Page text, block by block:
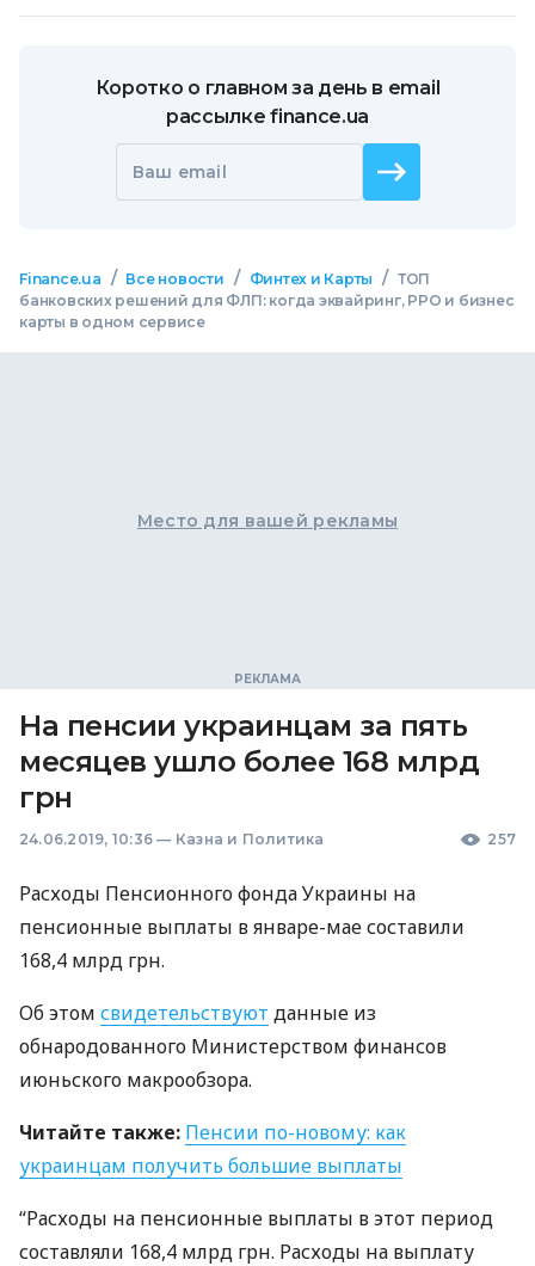
Коротко о главном за день в email
рассылке finance.ua
Ваш email
Finance.ua / Все новости / Финтех и Карты / ТОП
банковских решений для ФЛП: когда эквайринг, РРО и бизнес
карты в одном сервисе
Место для вашей рекламы
На пенсии украинцам за пять
месяцев ушло более 168 млрд
грн
24.06.2019, 10:36 — Казна и Политика 257
Расходы Пенсионного фонда Украины на
пенсионные выплаты в январе-мае составили
168,4 млрд грн.
Об этом свидетельствуют данные из
обнародованного Министерством финансов
июньского макрообзора.
Читайте также: Пенсии по-новому: как
украинцам получить большие выплаты
“Расходы на пенсионные выплаты в этот период
составляли 168,4 млрд грн. Расходы на выплату